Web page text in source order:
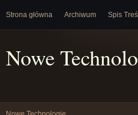
Strona główna Archiwum Spis
Nowe